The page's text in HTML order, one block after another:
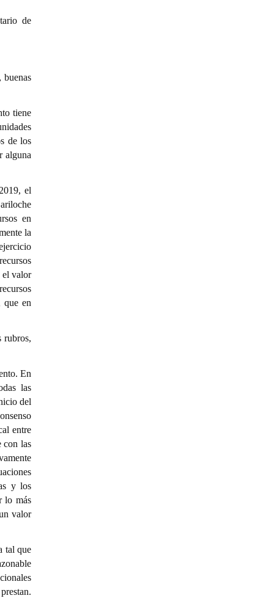
de
buenas
tiene
de los
alguna
el
en
la
el valor
que en
rubros,
En
las
del
entre
con las
y los
lo más
valor
tal que